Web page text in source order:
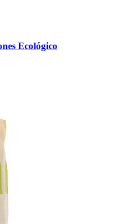
Ecológico